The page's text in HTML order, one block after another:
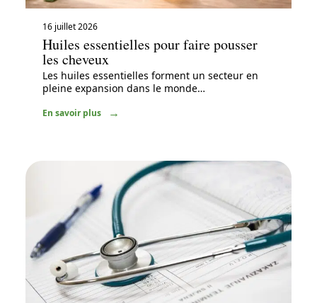
16 juillet 2026
Huiles essentielles pour faire pousser
les cheveux
Les huiles essentielles forment un secteur en
pleine expansion dans le monde…
En savoir plus